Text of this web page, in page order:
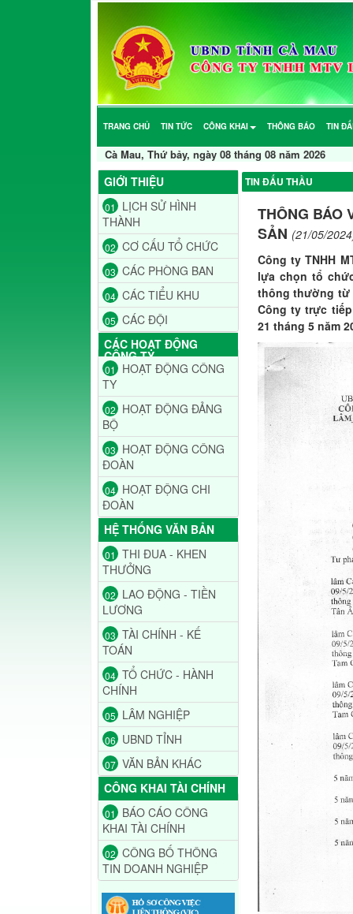
TRANG CHỦ TIN TỨC CÔNG KHAI THÔNG BÁO TIN
Cà Mau, Thứ bảy, ngày 08 tháng 08 năm 2026
GIỚI THIỆU
01
LỊCH SỬ HÌNH
THÀNH
02 CƠ CẤU TỔ CHỨC
03 CÁC PHÒNG BAN
04 CÁC TIỂU KHU
05 CÁC ĐỘI
CÁC HOẠT ĐỘNG
CÔNG TY
01
HOẠT ĐỘNG CÔNG
TY
02 HOẠT ĐỘNG ĐẢNG
BỘ
03 HOẠT ĐỘNG CÔNG
ĐOÀN
04 HOẠT ĐỘNG CHI
ĐOÀN
HỆ THỐNG VĂN BẢN
01 THI ĐUA - KHEN
THƯỞNG
02 LAO ĐỘNG - TIỀN
LƯƠNG
03 TÀI CHÍNH - KẾ
TOÁN
04 TỔ CHỨC - HÀNH
CHÍNH
05 LÂM NGHIỆP
06 UBND TỈNH
07 VĂN BẢN KHÁC
CÔNG KHAI TÀI CHÍNH
01
BÁO CÁO CÔNG
KHAI TÀI CHÍNH
02 CÔNG BỐ THÔNG
TIN DOANH NGHIỆP
TIN ĐẤU THẦU
THÔNG BÁO
SẢN (21/05/
Công ty TNHH
lựa chọn tổ
thông thường từ
Công ty trực
21 tháng 5 năm